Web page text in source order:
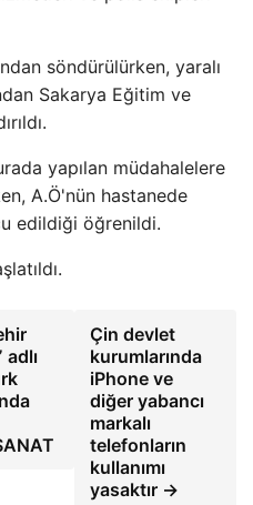
söndürülürken, yaralı
Sakarya Eğitim ve
yapılan müdahalelere
A.Ö'nün hastanede
edildiği öğrenildi.
Çin devlet
kurumlarında
iPhone ve
diğer yabancı
markalı
telefonların
kullanımı
yasaktır →